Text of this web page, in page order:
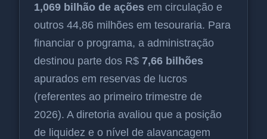
1,069 bilhão de ações em circulação e
outros 44,86 milhões em tesouraria. Para
financiar o programa, a administração
destinou parte dos R$ 7,66 bilhões
apurados em reservas de lucros
(referentes ao primeiro trimestre de
2026). A diretoria avaliou que a posição
de liquidez e o nível de alavancagem